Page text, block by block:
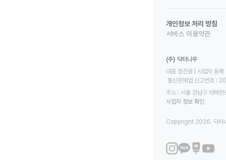
개인정보 처리 방침
서비스 이용약관
(주) 닥터나우
대표 정진웅 | 사업자
통신판매업 신고번호
주소 : 서울 강남구 테헤
사업자 정보 확인
Copyright 2026. 닥터